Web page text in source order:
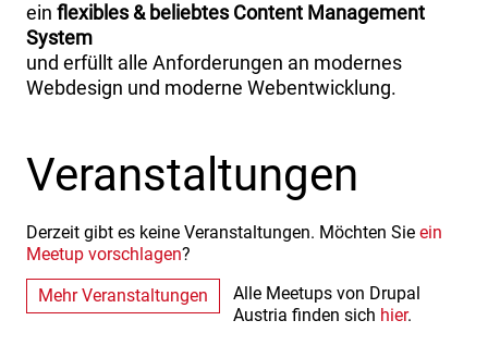
ein flexibles & beliebtes Content Management
System
und erfüllt alle Anforderungen an modernes
Webdesign und moderne Webentwicklung.
Veranstaltungen
Derzeit gibt es keine Veranstaltungen. Möchten Sie ein
Meetup vorschlagen?
Mehr Veranstaltungen
Alle Meetups von Drupal
Austria finden sich hier.